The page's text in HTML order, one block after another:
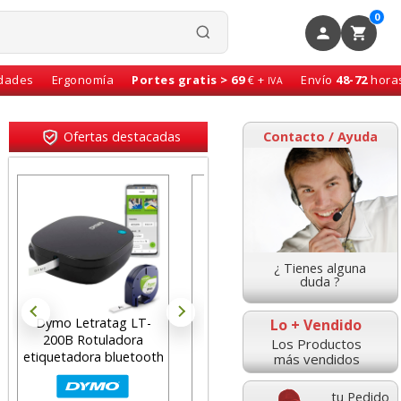
0
Ergonomía Portes gratis > 69€ + IVA Envío 48-72
Contacto / Ayuda
¿ Tienes alguna
duda ?
Lo + Vendido
Los Productos
más vendidos
tu Pedido
Ofertas destacadas
Dymo Letratag LT-
200B Rotuladora
etiquetadora bluetooth
Bic 4 Colores Frozen
Oro mate Metalizado